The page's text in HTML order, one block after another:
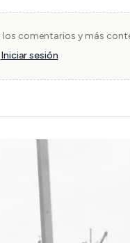
los comentarios y más
Iniciar sesión